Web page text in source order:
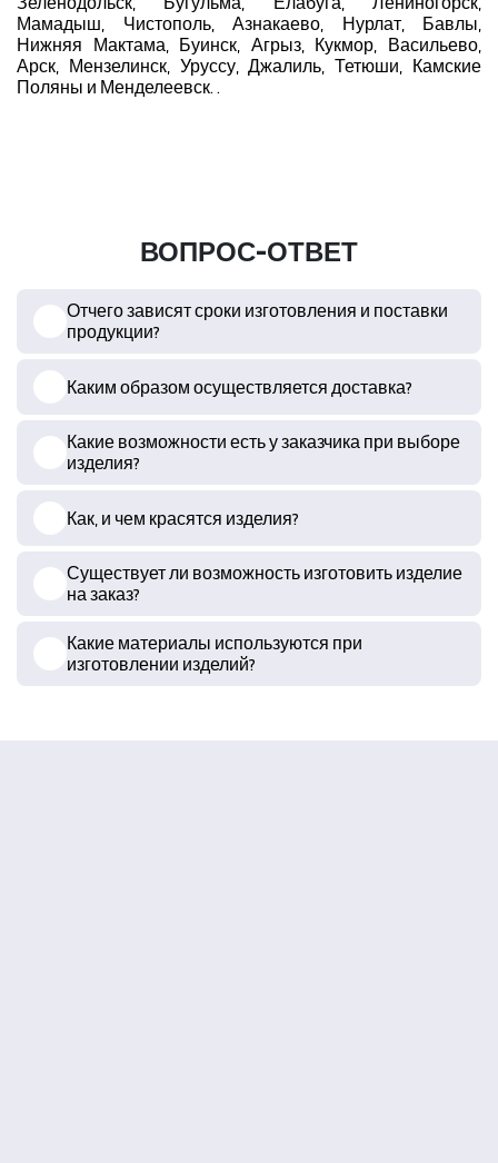
Мамадыш, Чистополь, Азнакаево, Нурлат, Бавлы,
Нижняя Мактама, Буинск, Агрыз, Кукмор, Васильево,
Арск, Мензелинск, Уруссу, Джалиль, Тетюши, Камские
Поляны и Менделеевск. .
ВОПРОС-ОТВЕТ
Отчего зависят сроки изготовления и поставки
продукции?
Каким образом осуществляется доставка?
Какие возможности есть у заказчика при выборе
изделия?
Как, и чем красятся изделия?
Существует ли возможность изготовить изделие
на заказ?
Какие материалы используются при
изготовлении изделий?